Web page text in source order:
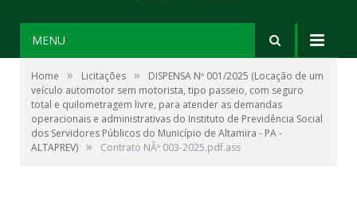
MENU
Home » Licitações »
DISPENSA Nº 001/2025 (Locação de um
veículo automotor sem motorista, tipo passeio, com seguro
total e quilometragem livre, para atender as demandas
operacionais e administrativas do Instituto de Previdência Social
dos Servidores Públicos do Município de Altamira - PA -
ALTAPREV) » Contrato NÂº 003-2025.pdf.ass